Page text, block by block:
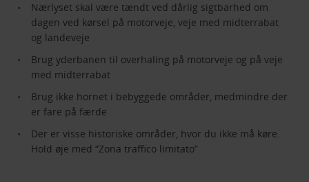
Nærlyset skal være tændt ved dårlig sigtbarhed om
dagen ved kørsel på motorveje, veje med midterrabat
og landeveje
Brug yderbanen til overhaling på motorveje og på veje
med midterrabat
Brug ikke hornet i bebyggede områder, medmindre der
er fare på færde
Der er visse historiske områder, hvor du ikke må køre.
Hold øje med “Zona traffico limitato”